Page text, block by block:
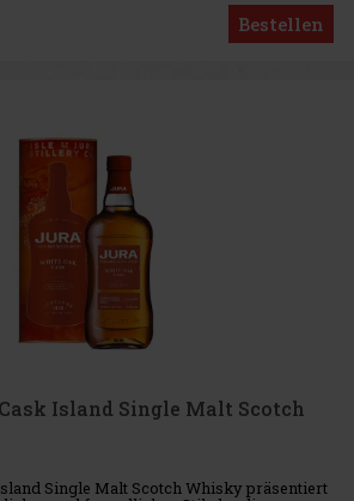
Bestellen
Island Single Malt Scotch
Single Malt Scotch Whisky präsentiert